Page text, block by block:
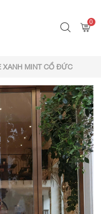
0
XANH MINT CỔ ĐỨC